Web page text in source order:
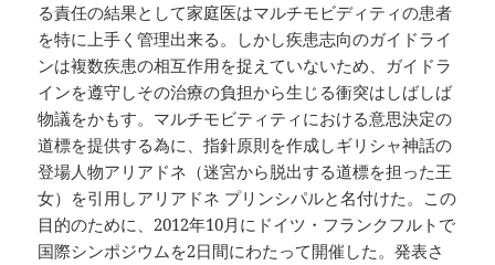
る責任の結果として家庭医はマルチモビディティの患者
を特に上手く管理出来る。しかし疾患志向のガイドライ
ンは複数疾患の相互作用を捉えていないため、ガイドラ
インを遵守しその治療の負担から生じる衝突はしばしば
物議をかもす。マルチモビティティにおける意思決定の
道標を提供する為に、指針原則を作成しギリシャ神話の
登場人物アリアドネ（迷宮から脱出する道標を担った王
女）を引用しアリアドネ プリンシパルと名付けた。この
目的のために、2012年10月にドイツ・フランクフルトで
国際シンポジウムを2日間にわたって開催した。発表さ